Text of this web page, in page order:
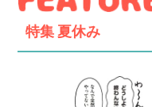
特集 夏休み